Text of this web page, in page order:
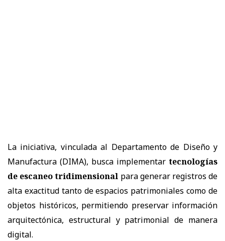
La iniciativa, vinculada al Departamento de Diseño y
Manufactura (DIMA), busca implementar tecnologías
de escaneo tridimensional para generar registros de
alta exactitud tanto de espacios patrimoniales como de
objetos históricos, permitiendo preservar información
arquitectónica, estructural y patrimonial de manera
digital.